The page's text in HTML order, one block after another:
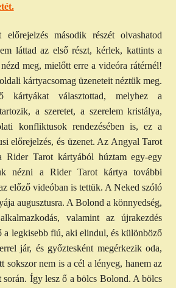
második részét olvashatod
láttad az első részt, kérlek, kattints a
meg, mielőtt erre a videóra rátérnél!
kártyacsomag üzeneteit néztük meg.
kártyákat választottad, melyhez a
a szeretet, a szerelem kristálya,
konfliktusok rendezésében is, ez a
előrejelzés, és üzenet. Az Angyal Tarot
Rider Tarot kártyából húztam egy-egy
nézni a Rider Tarot kártya további
előző videóban is tettük. A Neked szóló
augusztusra. A Bolond a könnyedség,
valamint az újrakezdés
a legkisebb fiú, aki elindul, és különböző
jár, és győztesként megérkezik oda,
sokszor nem is a cél a lényeg, hanem az
során. Így lesz ő a bölcs Bolond. A bölcs